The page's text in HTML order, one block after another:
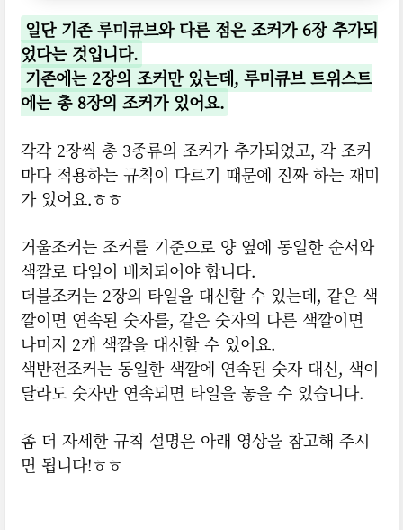
일단 기존 루미큐브와 다른 점은 조커가 6장 추가되
었다는 것입니다.
기존에는 2장의 조커만 있는데, 루미큐브 트위스트
에는 총 8장의 조커가 있어요.
각각 2장씩 총 3종류의 조커가 추가되었고, 각 조커
마다 적용하는 규칙이 다르기 때문에 진짜 하는 재미
가 있어요.ㅎㅎ
거울조커는 조커를 기준으로 양 옆에 동일한 순서와
색깔로 타일이 배치되어야 합니다.
더블조커는 2장의 타일을 대신할 수 있는데, 같은 색
깔이면 연속된 숫자를, 같은 숫자의 다른 색깔이면
나머지 2개 색깔을 대신할 수 있어요.
색반전조커는 동일한 색깔에 연속된 숫자 대신, 색이
달라도 숫자만 연속되면 타일을 놓을 수 있습니다.
좀 더 자세한 규칙 설명은 아래 영상을 참고해 주시
면 됩니다!ㅎㅎ